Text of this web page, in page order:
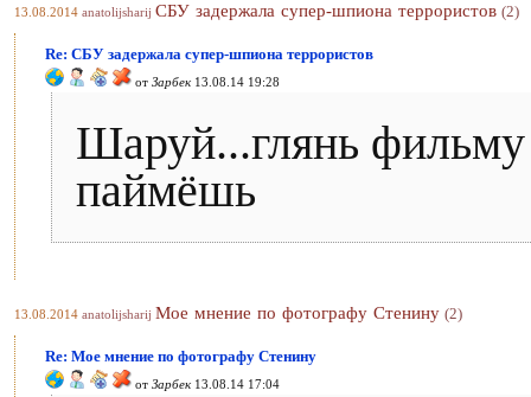
13.08.2014 anatolijsharij СБУ задержала супер-шпиона террористов (2)
Re: СБУ задержала супер-шпиона террористов
от Зарбек 13.08.14 19:28
Шаруй...глянь
паймёшь
13.08.2014 anatolijsharij Мое мнение по фотографу Стенину (2)
Re: Мое мнение по фотографу Стенину
от Зарбек 13.08.14 17:04